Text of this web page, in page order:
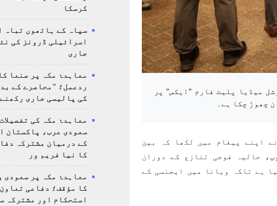
میڈیا پلیٹ فارم "ایکس" پر
چھوڑ چکا ہے۔
اپنے پیغام میں لکھا کہ بین
حالیہ فوجی تنازع کے دوران
ہے تاکہ ویانا میں ایجنسی کے
کرسکا
سپاہ کے ہاتھوں تباہ
اسرائیلی ڈرونز کی
جاری
معاہدۂ مکہ پر صنعا
ردعمل؛ "محاصرے کے
کی پالیسی جاری رکھنے
معاہدۂ مکہ کی
سعودی عرب، پاکستان
کے درمیان مشترکہ
کا نیا فریم ور
معاہدۂ مکہ پر سعودی
کا مؤقف؛ دفاعی
استحکام اور مشترکہ